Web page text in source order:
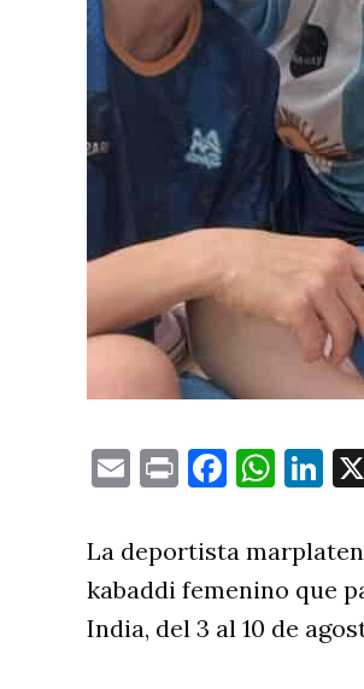
EmailPrint
La deportista
kabaddi femenino que
India, del 3 al 10 de